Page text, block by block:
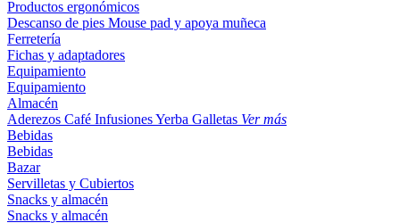
Productos ergonómicos
Descanso de pies Mouse pad y apoya muñeca
Ferretería
Fichas y adaptadores
Equipamiento
Equipamiento
Almacén
Aderezos Café InfusionesYerba Galletas Ver más
Bebidas
Bebidas
Bazar
Servilletas y Cubiertos
Snacks y almacén
Snacks y almacén